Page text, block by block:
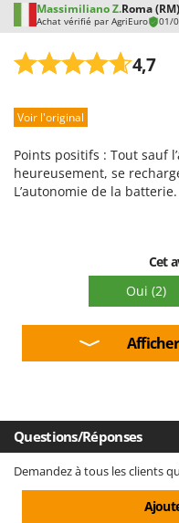
Massimiliano Z.Roma (RM)
Achat vérifié par AgriEuro 01/
4,7
Prestations
Qualité / Prix
Facilité de montage
Voir l'original
Points positifs : Tout sauf
heureusement, se
L’autonomie de la batterie.
Cet
Oui (2)
Questions/Réponses
Demandez à tous les clients